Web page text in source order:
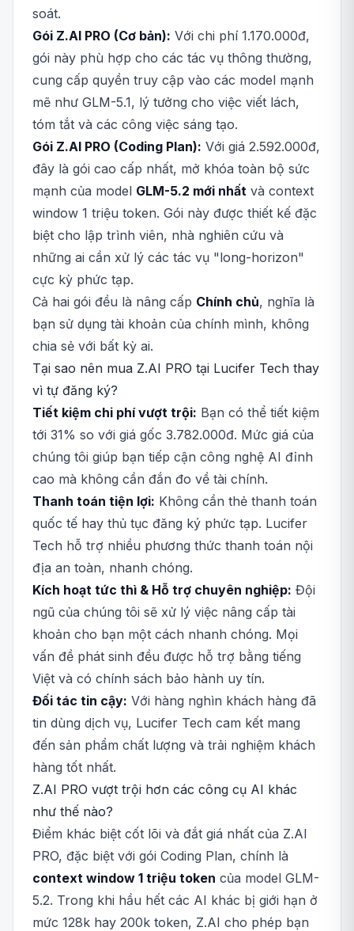
soát.
Gói Z.AI PRO (Cơ bản): Với chi phí 1.170.000đ,
gói này phù hợp cho các tác vụ thông thường,
cung cấp quyền truy cập vào các model mạnh
mẽ như GLM-5.1, lý tưởng cho việc viết lách,
tóm tắt và các công việc sáng tạo.
Gói Z.AI PRO (Coding Plan): Với giá 2.592.000đ,
đây là gói cao cấp nhất, mở khóa toàn bộ sức
mạnh của model GLM-5.2 mới nhất và context
window 1 triệu token. Gói này được thiết kế đặc
biệt cho lập trình viên, nhà nghiên cứu và
những ai cần xử lý các tác vụ "long-horizon"
cực kỳ phức tạp.
Cả hai gói đều là nâng cấp Chính chủ, nghĩa là
bạn sử dụng tài khoản của chính mình, không
chia sẻ với bất kỳ ai.
Tại sao nên mua Z.AI PRO tại Lucifer Tech thay
vì tự đăng ký?
Tiết kiệm chi phí vượt trội: Bạn có thể tiết kiệm
tới 31% so với giá gốc 3.782.000đ. Mức giá của
chúng tôi giúp bạn tiếp cận công nghệ AI đỉnh
cao mà không cần đắn đo về tài chính.
Thanh toán tiện lợi: Không cần thẻ thanh toán
quốc tế hay thủ tục đăng ký phức tạp. Lucifer
Tech hỗ trợ nhiều phương thức thanh toán nội
địa an toàn, nhanh chóng.
Kích hoạt tức thì & Hỗ trợ chuyên nghiệp: Đội
ngũ của chúng tôi sẽ xử lý việc nâng cấp tài
khoản cho bạn một cách nhanh chóng. Mọi
vấn đề phát sinh đều được hỗ trợ bằng tiếng
Việt và có chính sách bảo hành uy tín.
Đối tác tin cậy: Với hàng nghìn khách hàng đã
tin dùng dịch vụ, Lucifer Tech cam kết mang
đến sản phẩm chất lượng và trải nghiệm khách
hàng tốt nhất.
Z.AI PRO vượt trội hơn các công cụ AI khác
như thế nào?
Điểm khác biệt cốt lõi và đắt giá nhất của Z.AI
PRO, đặc biệt với gói Coding Plan, chính là
context window 1 triệu token của model GLM-
5.2. Trong khi hầu hết các AI khác bị giới hạn ở
mức 128k hay 200k token, Z.AI cho phép bạn